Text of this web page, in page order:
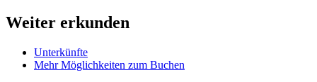
Weiter erkunden
Unterkünfte
Mehr Möglichkeiten zum Buchen